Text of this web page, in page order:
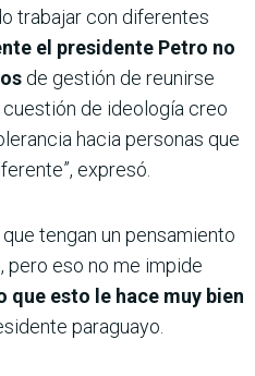
trabajar con diferentes
el presidente Petro no
de gestión de reunirse
de ideología creo
hacia personas que
expresó.
tengan un pensamiento
eso no me impide
que esto le hace muy bien
paraguayo.